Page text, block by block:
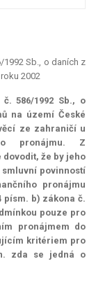
Sb., o daních z
2002
586/1992 Sb., o
na území České
ze zahraničí u
pronájmu. Z
že by jeho
povinností
pronájmu
písm. b) zákona č.
pouze pro
pronájmem do
kritériem pro
zda se jedná o